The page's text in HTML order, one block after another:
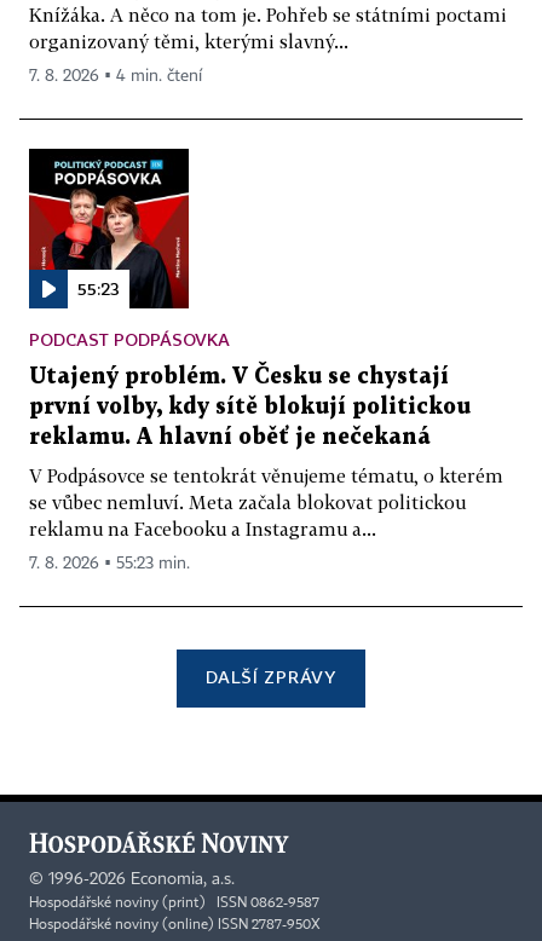
Knížáka. A něco na tom je. Pohřeb se státními poctami
organizovaný těmi, kterými slavný...
7. 8. 2026 ▪ 4 min. čtení
55:23
PODCAST PODPÁSOVKA
Utajený problém. V Česku se chystají
první volby, kdy sítě blokují politickou
reklamu. A hlavní oběť je nečekaná
V Podpásovce se tentokrát věnujeme tématu, o kterém
se vůbec nemluví. Meta začala blokovat politickou
reklamu na Facebooku a Instagramu a...
7. 8. 2026 ▪ 55:23 min.
DALŠÍ ZPRÁVY
© 1996-2026 Economia, a.s.
Hospodářské noviny (print) ISSN 0862-9587
Hospodářské noviny (online) ISSN 2787-950X